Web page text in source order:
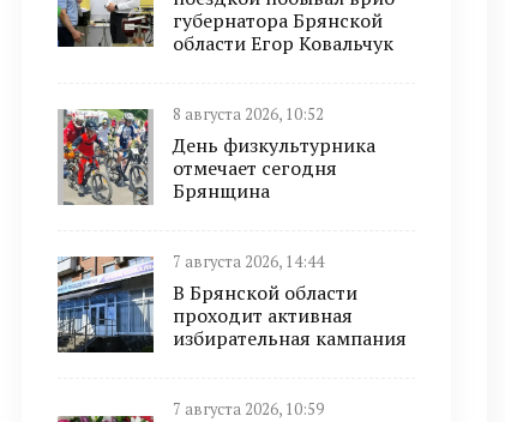
губернатора Брянской
области Егор Ковальчук
8 августа 2026, 10:52
День физкультурника
отмечает сегодня
Брянщина
7 августа 2026, 14:44
В Брянской области
проходит активная
избирательная кампания
7 августа 2026, 10:59